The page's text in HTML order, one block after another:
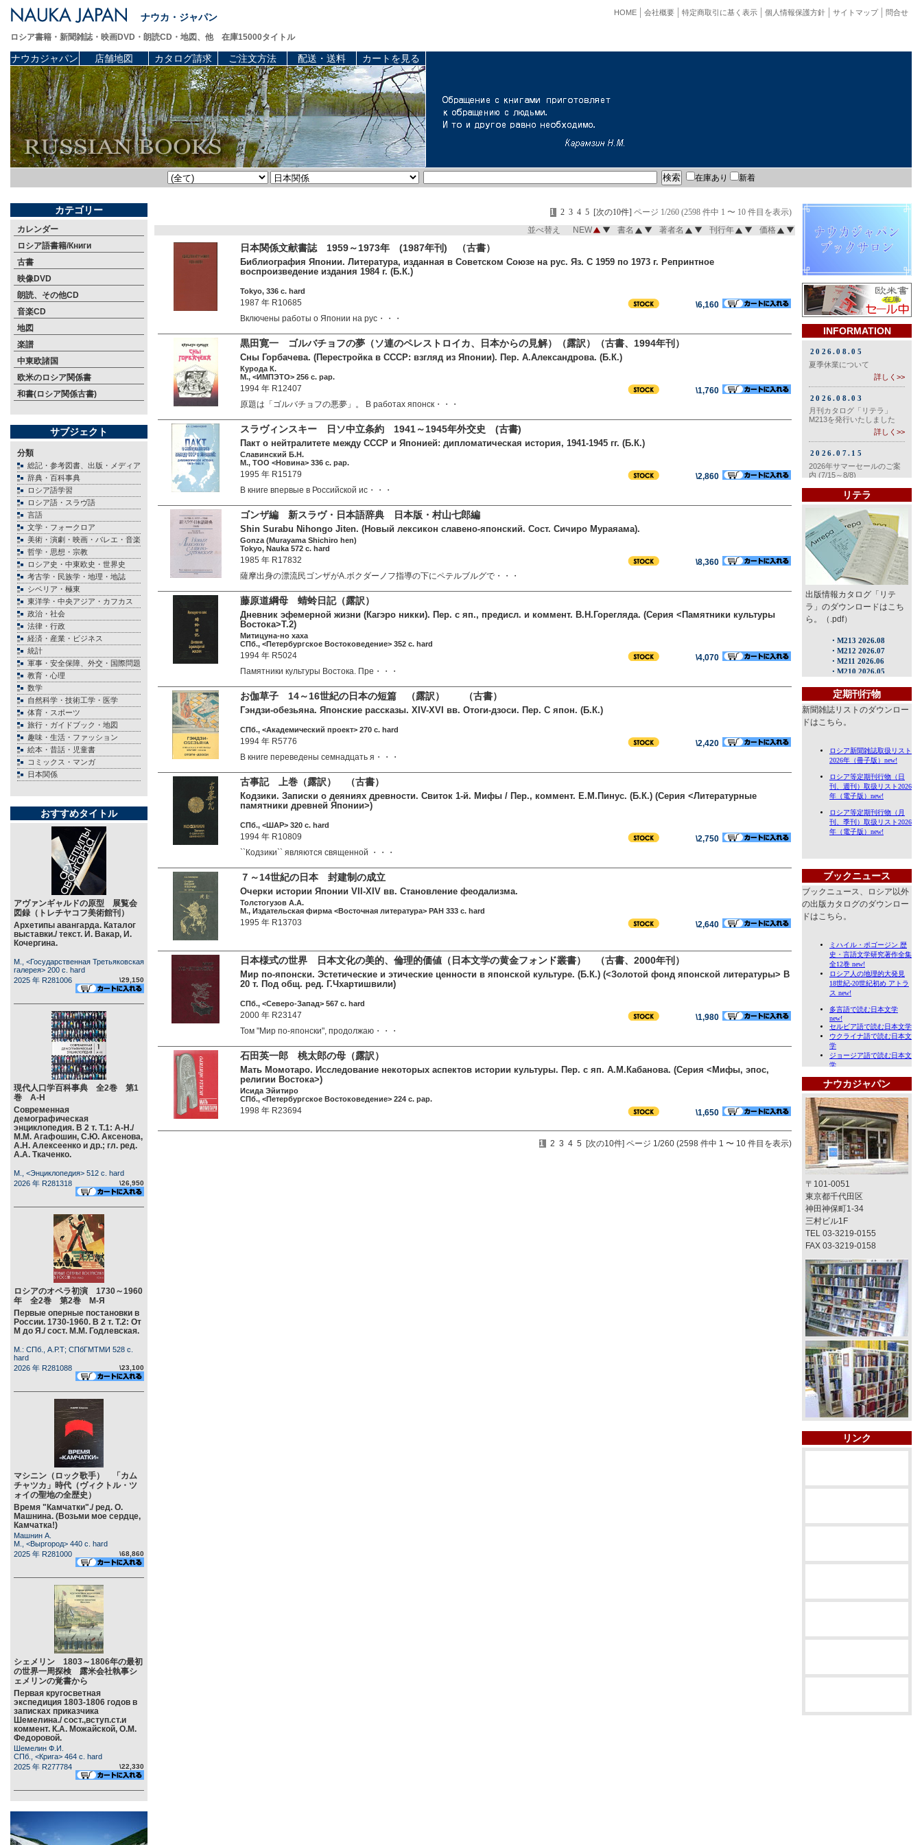
ナウカ・ジャパン 問合せ
サイトマップ
個人情報保護方針
特定商取引に基く表示
会社概要
HOME
ロシア書籍・新聞雑誌・映画DVD・朗読CD・地図、他 在庫15000タイトル
ナウカジャパン 店舗地図 カタログ請求 ご注文方法 配送・送料 カートを見る
在庫あり 新着
カテゴリー
カレンダー
ロシア語書籍/Книги
古書
映像DVD
朗読、その他CD
音楽CD
地図
楽譜
中東欧諸国
欧米のロシア関係書
和書(ロシア関係古書)
サブジェクト
分類
総記・参考図書、出版・メディア
辞典・百科事典
ロシア語学習
ロシア語・スラヴ語
言語
文学・フォークロア
美術・演劇・映画・バレエ・音楽
哲学・思想・宗教
ロシア史・中東欧史・世界史
考古学・民族学・地理・地誌
シベリア・極東
東洋学・中央アジア・カフカス
政治・社会
法律・行政
経済・産業・ビジネス
統計
軍事・安全保障、外交・国際問題
教育・心理
数学
自然科学・技術工学・医学
体育・スポーツ
旅行・ガイドブック・地図
趣味・生活・ファッション
絵本・昔話・児童書
コミックス・マンガ
日本関係
おすすめタイトル
アヴァンギャルドの原型 展覧会
図録（トレチヤコフ美術館刊）
Архетипы авангарда. Каталог
выставки./ текст. И. Вакар, И.
Кочергина.
М., <Государственная Третьяковская
галерея> 200 c. hard
2025 年 R281006
\29,150
現代人口学百科事典 全2巻 第1
巻 А-Н
Современная
демографическая
энциклопедия. В 2 т. Т.1: А-Н./
М.М. Агафошин, С.Ю. Аксенова,
А.Н. Алексеенко и др.; гл. ред.
А.А. Ткаченко.
М., <Энциклопедия> 512 c. hard
2026 年 R281318
\26,950
ロシアのオペラ初演 1730～1960
年 全2巻 第2巻 М-Я
Первые оперные постановки в
России. 1730-1960. В 2 т. Т.2: От
М до Я./ сост. М.М. Годлевская.
М.: СПб., А.Р.Т; СПбГМТМИ 528 c.
hard
2026 年 R281088
\23,100
マシニン（ロック歌手） 「カム
チャツカ」時代（ヴィクトル・ツ
ォイの聖地の全歴史）
Время "Камчатки"./ ред. О.
Машнина. (Возьми мое сердце,
Камчатка!)
Машнин А.
М., <Выргород> 440 c. hard
2025 年 R281000
\68,860
シェメリン 1803～1806年の最初
の世界一周探検 露米会社執事シ
ェメリンの覚書から
Первая кругосветная
экспедиция 1803-1806 годов в
записках приказчика
Шемелина./ сост.,вступ.ст.и
коммент. К.А. Можайской, О.М.
Федоровой.
Шемелин Ф.И.
СПб., <Крига> 464 c. hard
2025 年 R277784
\22,330
1 2 3 4 5 [次の10件] ページ 1/260 (2598 件中 1 〜 10 件目を表示)
並べ替え NEW 書名 著者名 刊行年 価格
日本関係文献書誌 1959～1973年 (1987年刊) （古書）
Библиография Японии. Литература, изданная в Советском Союзе на рус. Яз. С 1959 по 1973 г. Репринтное
воспроизведение издания 1984 г. (Б.К.)
Tokyo, 336 c. hard
1987 年 R10685
\6,160
Включены работы о Японии на рус・・・
黒田寛一 ゴルバチョフの夢（ソ連のペレストロイカ、日本からの見解）（露訳）（古書、1994年刊）
Сны Горбачева. (Перестройка в СССР: взгляд из Японии). Пер. А.Александрова. (Б.К.)
Курода К.
М., <ИМПЭТО> 256 c. pap.
1994 年 R12407
\1,760
原題は「ゴルバチョフの悪夢」。 В работах японск・・・
スラヴィンスキー 日ソ中立条約 1941～1945年外交史 (古書)
Пакт о нейтралитете между СССР и Японией: дипломатическая история, 1941-1945 гг. (Б.К.)
Славинский Б.Н.
М., ТОО <Новина> 336 c. pap.
1995 年 R15179
\2,860
В книге впервые в Российской ис・・・
ゴンザ編 新スラヴ・日本語辞典 日本版・村山七郎編
Shin Surabu Nihongo Jiten. (Новый лексикон славено-японский. Сост. Сичиро Мураяама).
Gonza (Murayama Shichiro hen)
Tokyo, Nauka 572 c. hard
1985 年 R17832
\8,360
薩摩出身の漂流民ゴンザがA.ボクダーノフ指導の下にペテルブルグで・・・
藤原道綱母 蜻蛉日記（露訳）
Дневник эфемерной жизни (Кагэро никки). Пер. с яп., предисл. и коммент. В.Н.Горегляда. (Серия <Памятники культуры
Востока>T.2)
Митицуна-но хаха
СПб., <Петербургское Востоковедение> 352 c. hard
1994 年 R5024
\4,070
Памятники культуры Востока. Пре・・・
お伽草子 14～16世紀の日本の短篇 （露訳） （古書）
Гэндзи-обезьяна. Японские рассказы. XIV-XVI вв. Отоги-дзоси. Пер. С япон. (Б.К.)
СПб., <Академический проект> 270 c. hard
1994 年 R5776
\2,420
В книге переведены семнадцать я・・・
古事記 上巻（露訳） （古書）
Кодзики. Записки о деяниях древности. Свиток 1-й. Мифы / Пер., коммент. Е.М.Пинус. (Б.К.) (Серия <Литературные
памятники древней Японии>)
СПб., <ШАР> 320 c. hard
1994 年 R10809
\2,750
``Кодзики`` являются священной ・・・
７～14世紀の日本 封建制の成立
Очерки истории Японии VII-XIV вв. Становление феодализма.
Толстогузов А.А.
М., Издательская фирма <Восточная литература> РАН 333 c. hard
1995 年 R13703 \2,640
日本様式の世界 日本文化の美的、倫理的価値（日本文学の黄金フォンド叢書） （古書、2000年刊）
Мир по-японски. Эстетические и этические ценности в японской культуре. (Б.К.) (<Золотой фонд японской литературы> В
20 т. Под общ. ред. Г.Чхартишвили)
СПб., <Северо-Запад> 567 c. hard
2000 年 R23147
\1,980
Том "Мир по-японски", продолжаю・・・
石田英一郎 桃太郎の母（露訳）
Мать Момотаро. Исследование некоторых аспектов истории культуры. Пер. с яп. А.М.Кабанова. (Серия <Мифы, эпос,
религии Востока>)
Исида Эйитиро
СПб., <Петербургское Востоковедение> 224 c. pap.
1998 年 R23694 \1,650
1 2 3 4 5 [次の10件] ページ 1/260 (2598 件中 1 〜 10 件目を表示)
INFORMATION
リテラ
出版情報カタログ「リテ
ラ」のダウンロードはこち
ら。（.pdf）
定期刊行物
新聞雑誌リストのダウンロー
ドはこちら。
ブックニュース
ブックニュース、ロシア以外
の出版カタログのダウンロー
ドはこちら。
ナウカジャパン
〒101-0051
東京都千代田区
神田神保町1-34
三村ビル1F
TEL 03-3219-0155
FAX 03-3219-0158
リンク